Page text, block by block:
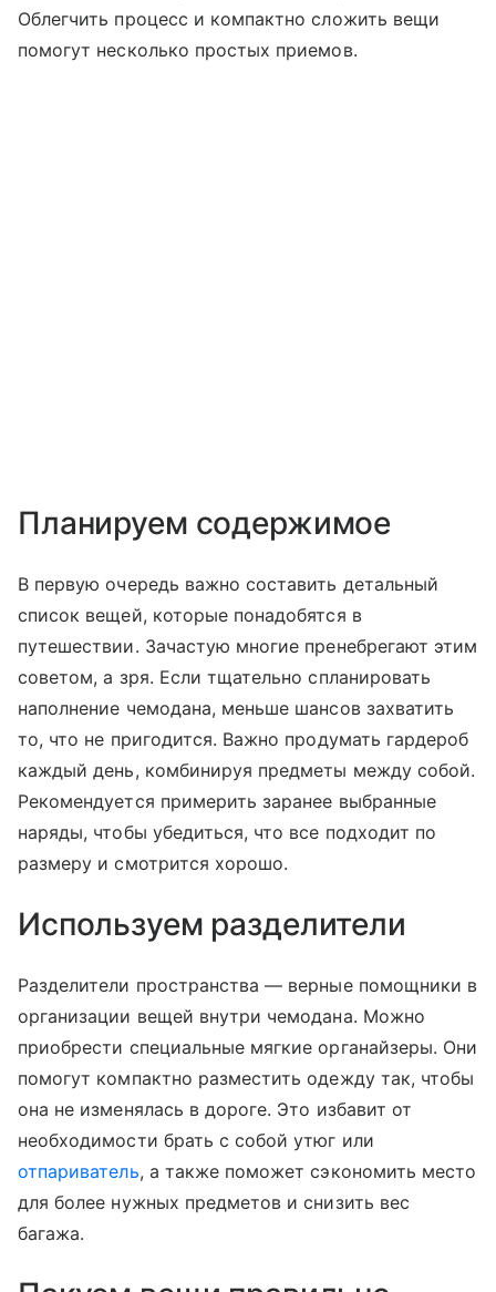
Облегчить процесс и компактно сложить вещи
помогут несколько простых приемов.
Планируем содержимое
В первую очередь важно составить детальный
список вещей, которые понадобятся в
путешествии. Зачастую многие пренебрегают этим
советом, а зря. Если тщательно спланировать
наполнение чемодана, меньше шансов захватить
то, что не пригодится. Важно продумать гардероб
каждый день, комбинируя предметы между собой.
Рекомендуется примерить заранее выбранные
наряды, чтобы убедиться, что все подходит по
размеру и смотрится хорошо.
Используем разделители
Разделители пространства — верные помощники в
организации вещей внутри чемодана. Можно
приобрести специальные мягкие органайзеры. Они
помогут компактно разместить одежду так, чтобы
она не изменялась в дороге. Это избавит от
необходимости брать с собой утюг или
отпариватель, а также поможет сэкономить место
для более нужных предметов и снизить вес
багажа.